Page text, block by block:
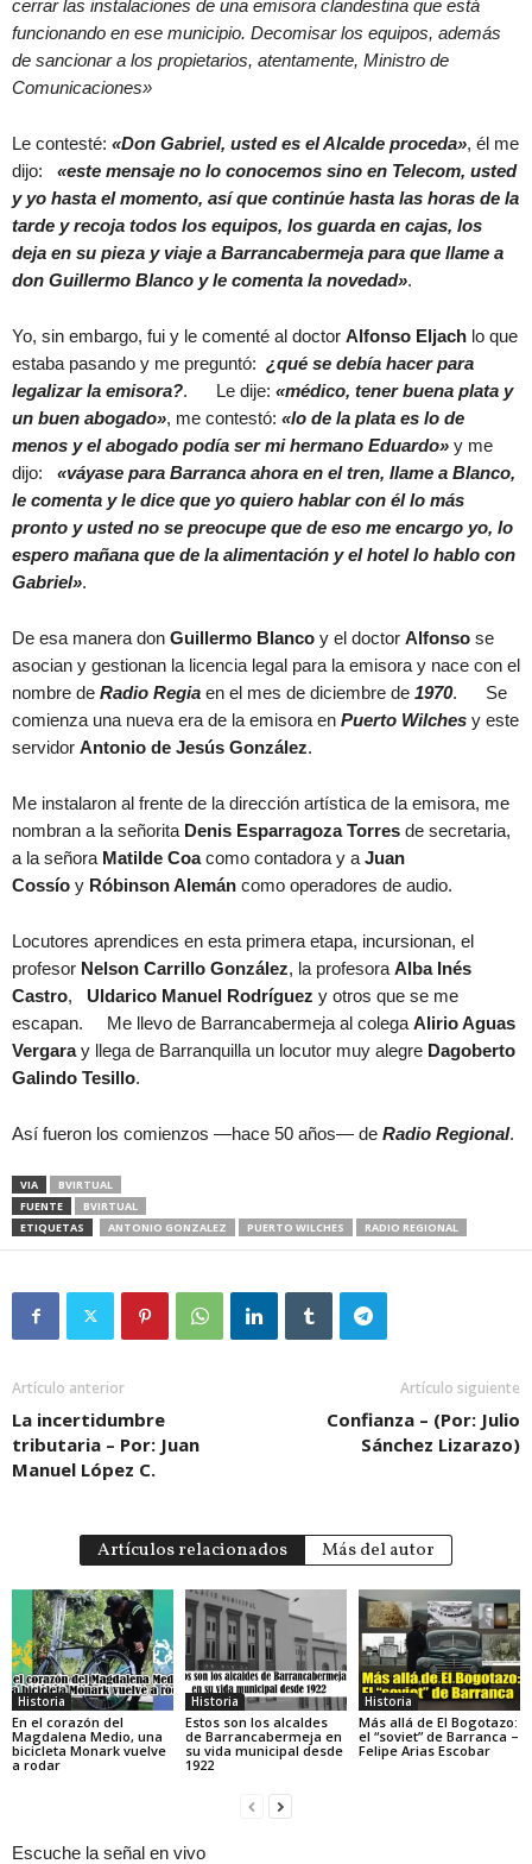
cerrar las instalaciones de una emisora clandestina que está
funcionando en ese municipio. Decomisar los equipos, además
de sancionar a los propietarios, atentamente, Ministro de
Comunicaciones»
Le contesté: «Don Gabriel, usted es el Alcalde proceda», él me
dijo: «este mensaje no lo conocemos sino en Telecom, usted
y yo hasta el momento, así que continúe hasta las horas de la
tarde y recoja todos los equipos, los guarda en cajas, los
deja en su pieza y viaje a Barrancabermeja para que llame a
don Guillermo Blanco y le comenta la novedad».
Yo, sin embargo, fui y le comenté al doctor Alfonso Eljach lo que
estaba pasando y me preguntó: ¿qué se debía hacer para
legalizar la emisora?. Le dije: «médico, tener buena plata y
un buen abogado», me contestó: «lo de la plata es lo de
menos y el abogado podía ser mi hermano Eduardo» y me
dijo: «váyase para Barranca ahora en el tren, llame a Blanco,
le comenta y le dice que yo quiero hablar con él lo más
pronto y usted no se preocupe que de eso me encargo yo, lo
espero mañana que de la alimentación y el hotel lo hablo con
Gabriel».
De esa manera don Guillermo Blanco y el doctor Alfonso se
asocian y gestionan la licencia legal para la emisora y nace con el
nombre de Radio Regia en el mes de diciembre de 1970. Se
comienza una nueva era de la emisora en Puerto Wilches y este
servidor Antonio de Jesús González.
Me instalaron al frente de la dirección artística de la emisora, me
nombran a la señorita Denis Esparragoza Torres de secretaria,
a la señora Matilde Coacomo contadora y a Juan
Cossío y Róbinson Alemán como operadores de audio.
Locutores aprendices en esta primera etapa, incursionan, el
profesor Nelson Carrillo González, la profesora Alba Inés
Castro, Uldarico Manuel Rodríguez y otros que se me
escapan. Me llevo de Barrancabermeja al colega Alirio Aguas
Vergaray llega de Barranquilla un locutor muy alegre Dagoberto
Galindo Tesillo.
Así fueron los comienzos —hace 50 años— de Radio Regional.
VIA
BVIRTUAL
FUENTE
BVIRTUAL
ETIQUETAS
ANTONIO GONZALEZ PUERTO WILCHES RADIO REGIONAL
Artículo anterior
La incertidumbre
tributaria – Por: Juan
Manuel López C.
Artículo siguiente
Confianza – (Por: Julio
Sánchez Lizarazo)
Artículos relacionados Más del autor
Historia
En el corazón del
Magdalena Medio, una
bicicleta Monark vuelve
a rodar
Historia
Estos son los alcaldes
de Barrancabermeja en
su vida municipal desde
1922
Historia
Más allá de El Bogotazo:
el “soviet” de Barranca –
Felipe Arias Escobar
Escuche la señal en vivo